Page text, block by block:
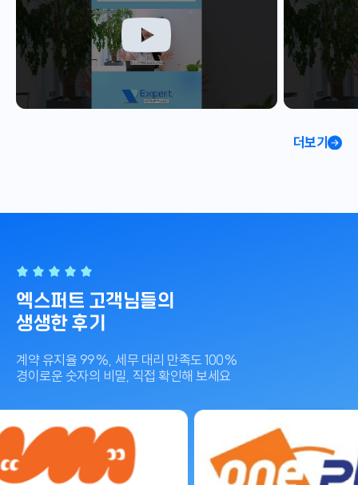
더보기
엑스퍼트 고객님들의
생생한 후기
계약 유지율 99%, 세무 대리 만족도 100%
경이로운 숫자의 비밀, 직접 확인해 보세요